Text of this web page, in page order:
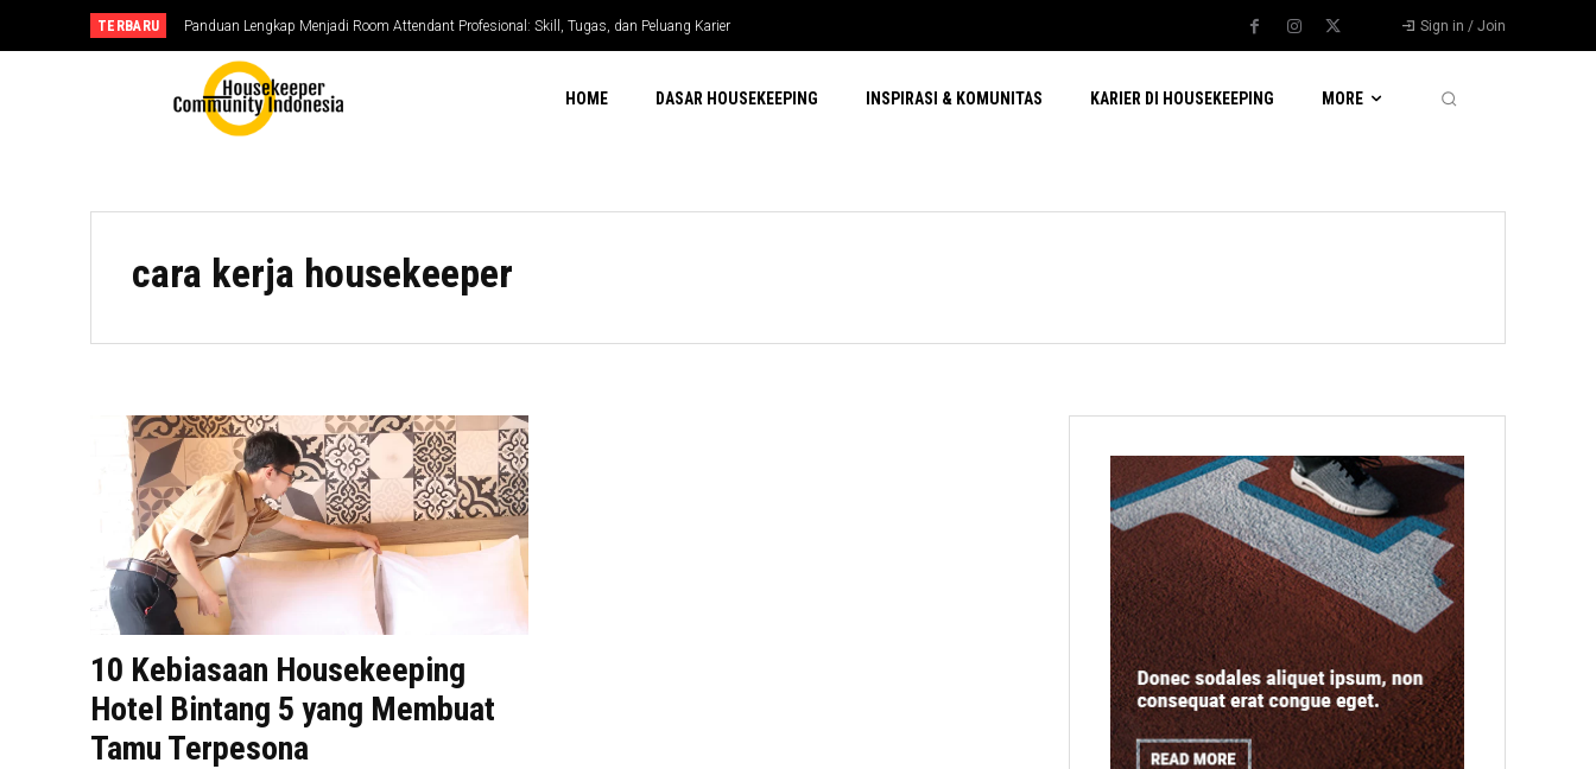
TERBARU Panduan Lengkap Menjadi Room Attendant Profesional: Skill, Tugas, dan Peluang Karier Sign in / Join
HOME DASAR HOUSEKEEPING INSPIRASI & KOMUNITAS KARIER DI HOUSEKEEPING MORE
cara kerja housekeeper
10 Kebiasaan Housekeeping
Hotel Bintang 5 yang Membuat
Tamu Terpesona